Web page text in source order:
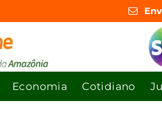
Economia Cotidiano